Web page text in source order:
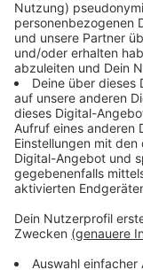
Streams,
Podcasts,
auf ROCK
Verpass' nichts
ANTENNE
Interviews,